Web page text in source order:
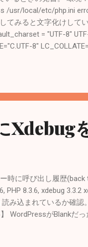
/usr/local/etc/php.ini
てみると文字化けし
= "UTF-8"
8"
これを日本語に
less /etc/login.conf
Xdebug
時に呼び出し履歴
PHP 8.3.6, xdebug
み込まれているか確
WordPressがBlankだ